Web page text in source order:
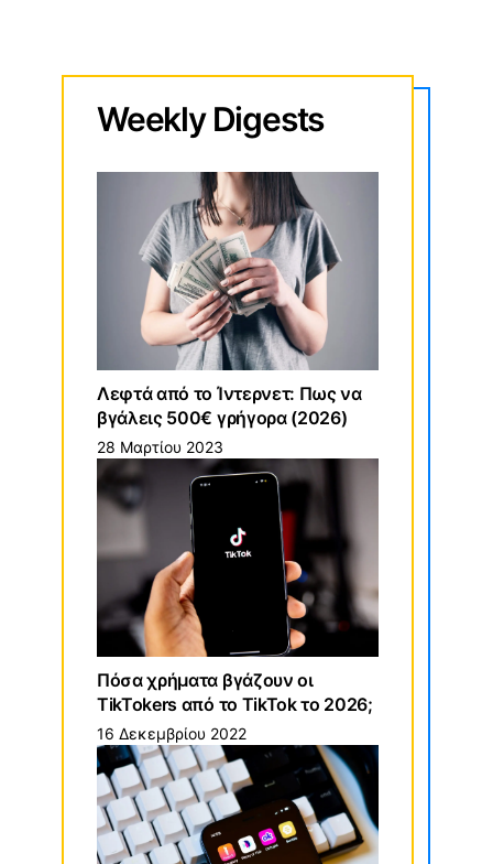
WeeklyDigests
Λεφτά από το Ίντερνετ: Πως να
βγάλεις 500€ γρήγορα (2026)
28 Μαρτίου 2023
Πόσα χρήματα βγάζουν οι
TikTokers από το TikTok το 2026;
16 Δεκεμβρίου 2022